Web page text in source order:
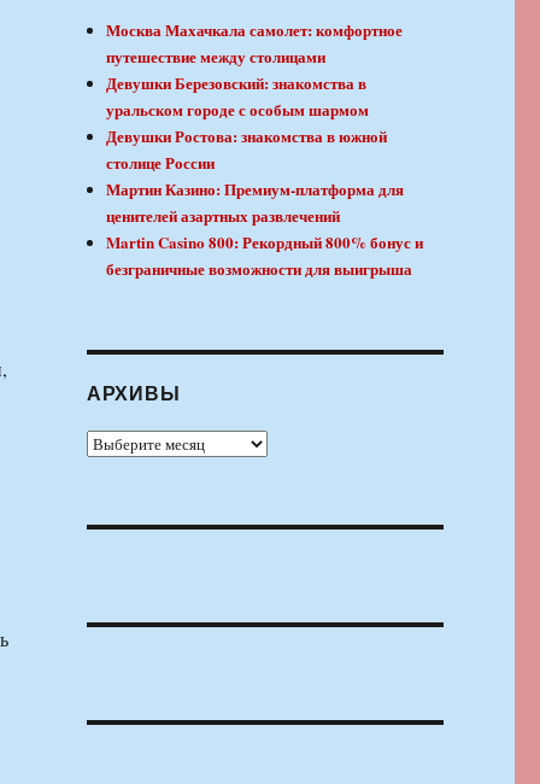
Москва Махачкала самолет: комфортное
путешествие между столицами
Девушки Березовский: знакомства в
уральском городе с особым шармом
Девушки Ростова: знакомства в южной
столице России
Мартин Казино: Премиум-платформа для
ценителей азартных развлечений
Martin Casino 800: Рекордный 800% бонус и
безграничные возможности для выигрыша
АРХИВЫ
Архивы